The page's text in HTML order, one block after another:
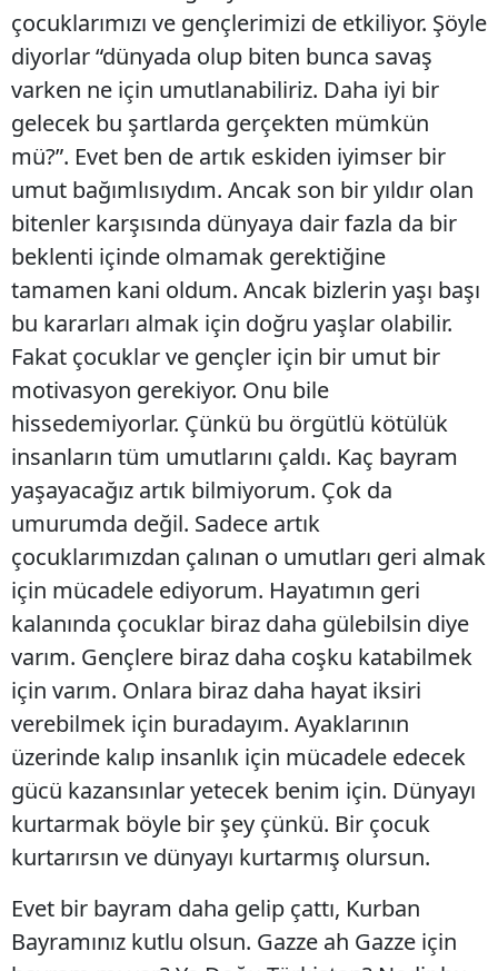
çocuklarımızı ve gençlerimizi de etkiliyor. Şöyle
diyorlar “dünyada olup biten bunca savaş
varken ne için umutlanabiliriz. Daha iyi bir
gelecek bu şartlarda gerçekten mümkün
mü?”. Evet ben de artık eskiden iyimser bir
umut bağımlısıydım. Ancak son bir yıldır olan
bitenler karşısında dünyaya dair fazla da bir
beklenti içinde olmamak gerektiğine
tamamen kani oldum. Ancak bizlerin yaşı başı
bu kararları almak için doğru yaşlar olabilir.
Fakat çocuklar ve gençler için bir umut bir
motivasyon gerekiyor. Onu bile
hissedemiyorlar. Çünkü bu örgütlü kötülük
insanların tüm umutlarını çaldı. Kaç bayram
yaşayacağız artık bilmiyorum. Çok da
umurumda değil. Sadece artık
çocuklarımızdan çalınan o umutları geri almak
için mücadele ediyorum. Hayatımın geri
kalanında çocuklar biraz daha gülebilsin diye
varım. Gençlere biraz daha coşku katabilmek
için varım. Onlara biraz daha hayat iksiri
verebilmek için buradayım. Ayaklarının
üzerinde kalıp insanlık için mücadele edecek
gücü kazansınlar yetecek benim için. Dünyayı
kurtarmak böyle bir şey çünkü. Bir çocuk
kurtarırsın ve dünyayı kurtarmış olursun.
Evet bir bayram daha gelip çattı, Kurban
Bayramınız kutlu olsun. Gazze ah Gazze için